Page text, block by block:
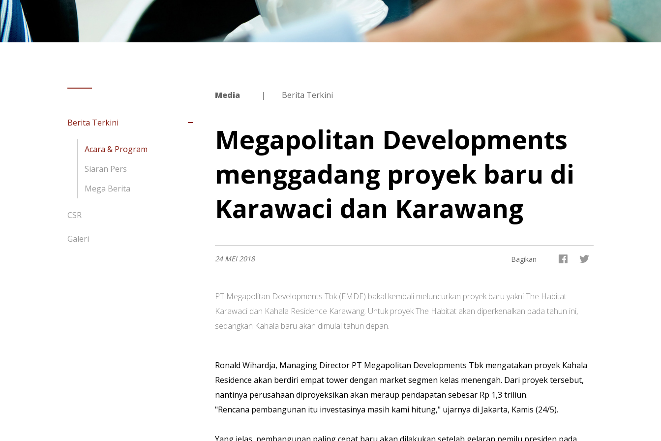
Berita Terkini
Acara & Program
Siaran Pers
Mega Berita
CSR
Galeri
Media Berita Terkini
Megapolitan Developments
menggadang proyek baru di
Karawaci dan Karawang
24 MEI 2018 Bagikan
PT Megapolitan Developments Tbk (EMDE) bakal kembali meluncurkan proyek baru yakni The Habitat
Karawaci dan Kahala Residence Karawang. Untuk proyek The Habitat akan diperkenalkan pada tahun ini,
sedangkan Kahala baru akan dimulai tahun depan.
Ronald Wihardja, Managing Director PT Megapolitan Developments Tbk mengatakan proyek Kahala
Residence akan berdiri empat tower dengan market segmen kelas menengah. Dari proyek tersebut,
nantinya perusahaan diproyeksikan akan meraup pendapatan sebesar Rp 1,3 triliun.
"Rencana pembangunan itu investasinya masih kami hitung," ujarnya di Jakarta, Kamis (24/5).